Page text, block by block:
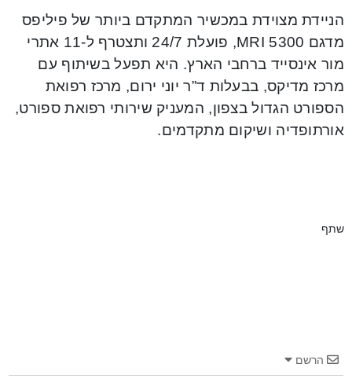
הניידת מצוידת במכשיר המתקדם ביותר של פיליפס
מדגם 5300 MRI, פועלת 24/7 ותצטרף ל-11 אתרי
מור אינסייד ברחבי הארץ. היא תפעל בשיתוף עם
מרכז מדיקס, בבעלות ד”ר יוני ירום, מרכז רפואת
הספורט הגדול בצפון, המעניק שירותי רפואת ספורט,
אורתופדיה ושיקום מתקדמים.
שתף
הרשם